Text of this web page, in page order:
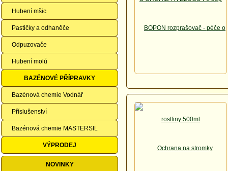
Hubení mšic
Pastičky a odhaněče
Odpuzovače
Hubení molů
BAZÉNOVÉ PŘÍPRAVKY
Bazénová chemie Vodnář
Příslušenství
Bazénová chemie MASTERSIL
VÝPRODEJ
NOVINKY